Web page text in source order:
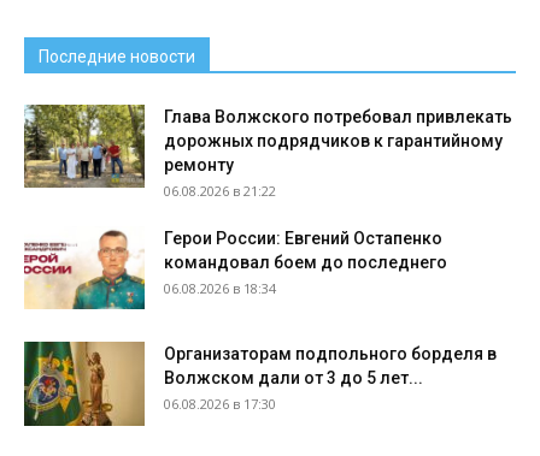
Последние новости
Глава Волжского потребовал привлекать
дорожных подрядчиков к гарантийному
ремонту
06.08.2026 в 21:22
Герои России: Евгений Остапенко
командовал боем до последнего
06.08.2026 в 18:34
Организаторам подпольного борделя в
Волжском дали от 3 до 5 лет...
06.08.2026 в 17:30